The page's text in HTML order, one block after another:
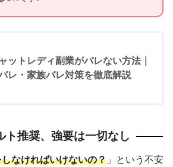
ットレディ副業がバレない方法｜
レ・家族バレ対策を徹底解説
ト推奨、強要は一切なし
なければいけないの？ 」という不安